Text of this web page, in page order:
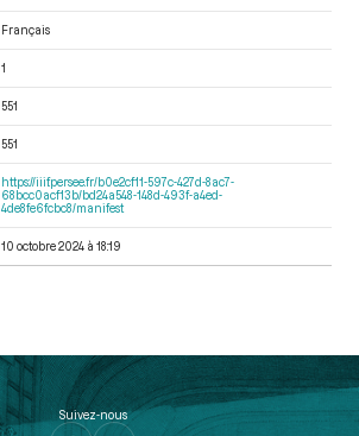
Français
1
551
551
https://iiif.persee.fr/b0e2cf11-597c-427d-8ac7-
68bcc0acf13b/bd24a548-148d-493f-a4ed-
4de8fe6fcbc8/manifest
10 octobre 2024 à 18:19
Suivez-nous